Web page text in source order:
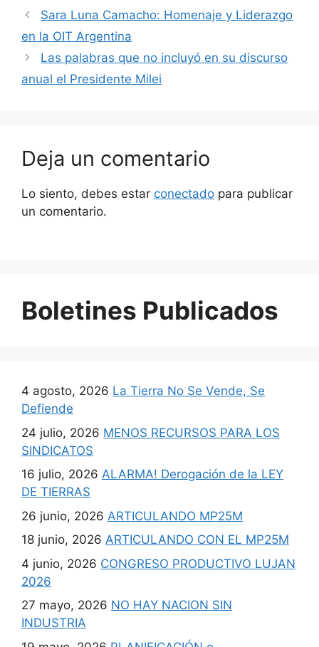
Sara Luna Camacho: Homenaje y Liderazgo
en la OIT Argentina
Las palabras que no incluyó en su discurso
anual el Presidente Milei
Deja un comentario
Lo siento, debes estar conectado para publicar
un comentario.
Boletines Publicados
4 agosto, 2026 La Tierra No Se Vende, Se
Defiende
24 julio, 2026 MENOS RECURSOS PARA LOS
SINDICATOS
16 julio, 2026 ALARMA! Derogación de la LEY
DE TIERRAS
26 junio, 2026 ARTICULANDO MP25M
18 junio, 2026 ARTICULANDO CON EL MP25M
4 junio, 2026 CONGRESO PRODUCTIVO LUJAN
2026
27 mayo, 2026 NO HAY NACION SIN
INDUSTRIA